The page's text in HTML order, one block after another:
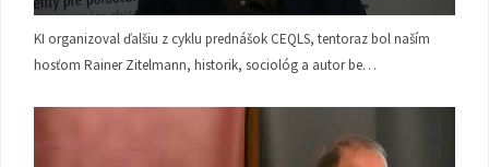
KI organizoval ďalšiu z cyklu prednášok CEQLS, tentoraz bol naším
hosťom Rainer Zitelmann, historik, sociológ a autor be…